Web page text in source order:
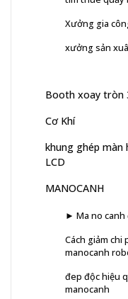
Xưởng gia
xưởng sản
Booth xoay tròn
Cơ Khí
khung ghép màn
LCD
MANOCANH
► Ma no
Cách giảm
manocanh
đep độc hiệu
manocanh